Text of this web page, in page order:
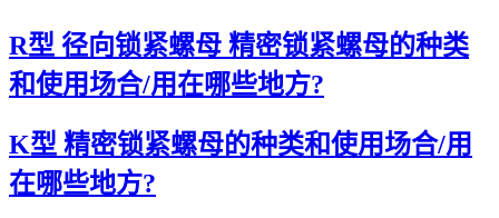
R型 径向锁紧螺母 精密锁紧螺母的种类
和使用场合/用在哪些地方?
K型 精密锁紧螺母的种类和使用场合/用
在哪些地方?